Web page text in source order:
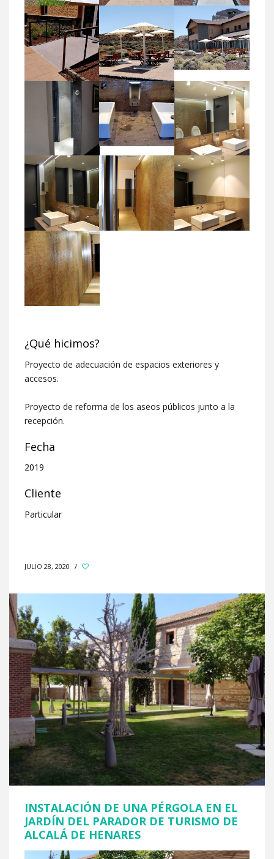
¿Qué hicimos?
Proyecto de adecuación de espacios exteriores y
accesos.
Proyecto de reforma de los aseos públicos junto a la
recepción.
Fecha
2019
Cliente
Particular
JULIO 28, 2020 /
INSTALACIÓN DE UNA PÉRGOLA EN EL
JARDÍN DEL PARADOR DE TURISMO DE
ALCALÁ DE HENARES